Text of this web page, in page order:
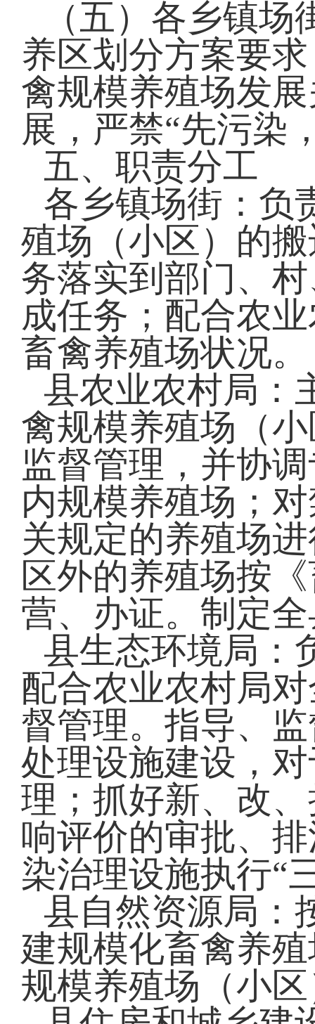
（五）各乡镇
养区划分方案要
禽规模养殖场发
展，严禁“先污
五、职责分工
各乡镇场街：负
殖场（小区）的
务落实到部门、
成任务；配合农
畜禽养殖场状况。
县农业农村局：
禽规模养殖场（
监督管理，并协
内规模养殖场；
关规定的养殖场
区外的养殖场按
营、办证。制定
县生态环境局：
配合农业农村局
督管理。指导、
处理设施建设，
理；抓好新、改
响评价的审批、
染治理设施执行“
县自然资源局：
建规模化畜禽养
规模养殖场（小